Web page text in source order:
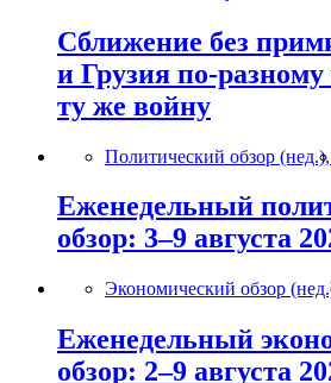
Сближение без
и Грузия по-
ту же войну
Политический обзор (нед.),
Еженедельный
обзор: 3–9 августа
Экономический обзор
Еженедельный
обзор: 2–9 августа